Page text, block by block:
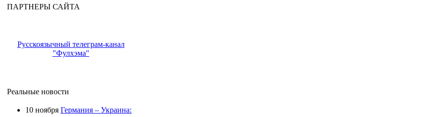
ПАРТНЕРЫ САЙТА
Русскоязычный телеграм-канал
"Фулхэма"
Реальные новости
10 ноября Германия – Украина: